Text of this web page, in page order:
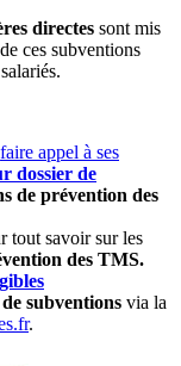
directes sont mis
ces subventions
faire appel à ses
dossier de
de prévention des
tout savoir sur les
des TMS.
subventions via la
.